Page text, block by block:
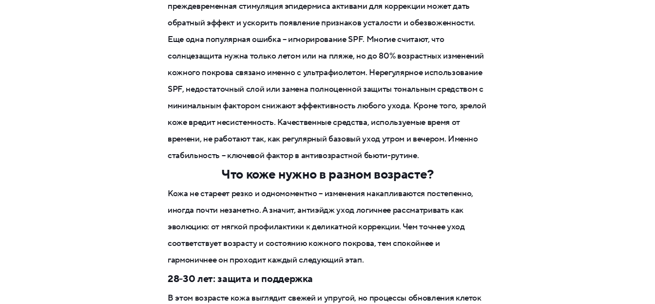
преждевременная стимуляция эпидермиса активами для коррекции может дать
обратный эффект и ускорить появление признаков усталости и обезвоженности.
Еще одна популярная ошибка – игнорирование SPF. Многие считают, что
солнцезащита нужна только летом или на пляже, но до 80% возрастных изменений
кожного покрова связано именно с ультрафиолетом. Нерегулярное использование
SPF, недостаточный слой или замена полноценной защиты тональным средством с
минимальным фактором снижают эффективность любого ухода. Кроме того, зрелой
коже вредит несистемность. Качественные средства, используемые время от
времени, не работают так, как регулярный базовый уход утром и вечером. Именно
стабильность – ключевой фактор в антивозрастной бьюти-рутине.
Что коже нужно в разном возрасте?
Кожа не стареет резко и одномоментно – изменения накапливаются постепенно,
иногда почти незаметно. А значит, антиэйдж уход логичнее рассматривать как
эволюцию: от мягкой профилактики к деликатной коррекции. Чем точнее уход
соответствует возрасту и состоянию кожного покрова, тем спокойнее и
гармоничнее он проходит каждый следующий этап.
28-30 лет: защита и поддержка
В этом возрасте кожа выглядит свежей и упругой, но процессы обновления клеток